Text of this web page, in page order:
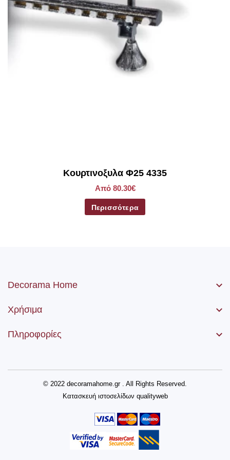
Κουρτινοξυλα Φ25 4335
Από 80.30€
Περισσότερα
Decorama Home
Χρήσιμα
Πληροφορίες
© 2022 decoramahome.gr . All Rights Reserved.
Κατασκευή ιστοσελίδων qualityweb